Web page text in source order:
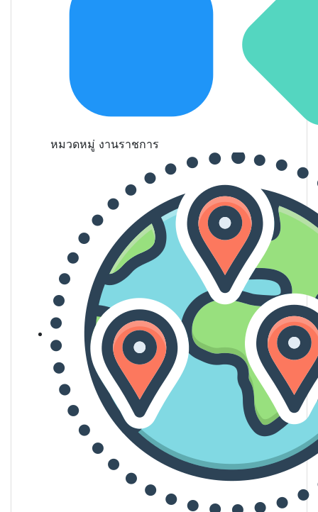
หมวดหมู่ งานราชการ